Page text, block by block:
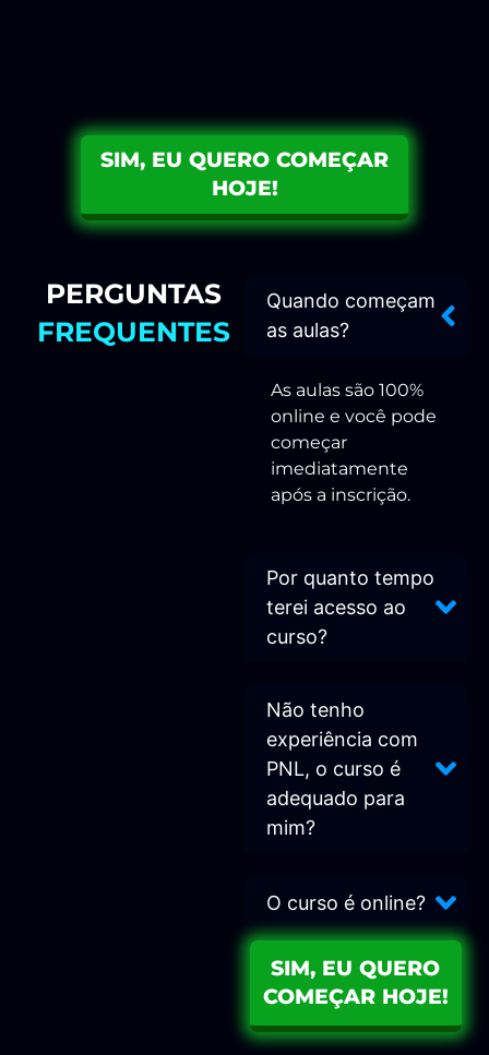
investido. Sem perguntas, sem burocracia.
SIM, EU QUERO COMEÇAR
HOJE!
PERGUNTAS
FREQUENTES
Quando começam
as aulas?
As aulas são 100%
online e você pode
começar
imediatamente
após a inscrição.
Por quanto tempo
terei acesso ao
curso?
Não tenho
experiência com
PNL, o curso é
adequado para
mim?
O curso é online?
SIM, EU QUERO
COMEÇAR HOJE!